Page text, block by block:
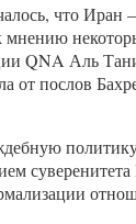
что Иран
мнению
QNA Аль
от послов